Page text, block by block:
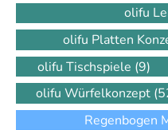
olifu
olifu Platten
olifu Tischspiele (9)
olifu Würfelkonzept
Regenbogen